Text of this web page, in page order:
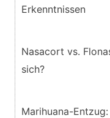
Erkenntnissen
Nasacort vs.
sich?
Marihuana-